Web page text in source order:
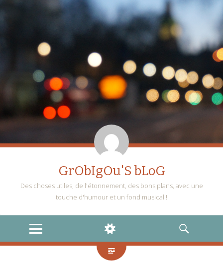
GrObIgOu'S bLoG
Des choses utiles, de l'étonnement, des bons plans, avec une
touche d'humour et un fond musical !
MENU
WIDGETS
RECHERCHE